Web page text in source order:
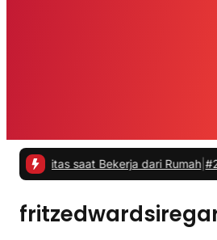
saat Bekerja dari Rumah |#2 -